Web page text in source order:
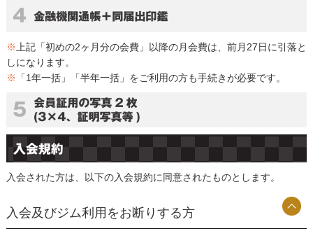
※上記「初めの2ヶ月分の会費」以降の月会費は、前月27日に引落と
しになります。
※
「1年一括」「半年一括」をご利用の方も手続きが必要です。
入会された方は、以下の入会規約に同意されたものとします。
入会及びジム利用をお断りする方